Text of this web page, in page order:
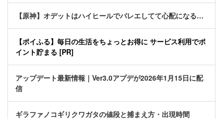
【原神】オデットはハイヒールでバレエしてて心配になる…
【ポイふる】毎日の生活をちょっとお得に サービス利用でポ
イント貯まる [PR]
アップデート最新情報｜Ver3.0アプデが2026年1月15日に配
信
ギラファノコギリクワガタの値段と捕まえ方・出現時間